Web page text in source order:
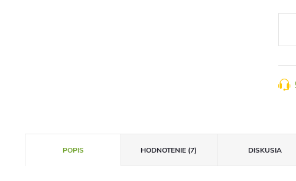
POPIS HODNOTENIE (7) DISKUSIA